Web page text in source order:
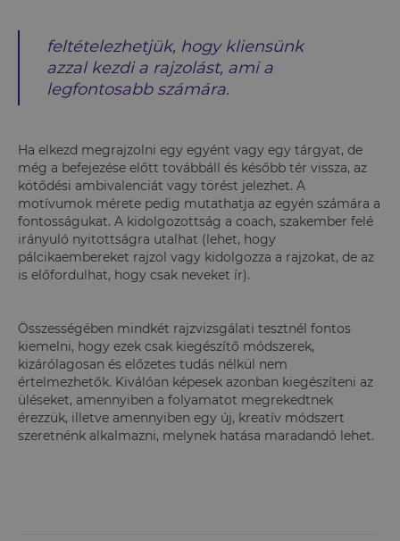
feltételezhetjük, hogy kliensünk
azzal kezdi a rajzolást, ami a
legfontosabb számára.
Ha elkezd megrajzolni egy egyént vagy egy tárgyat, de
még a befejezése előtt továbbáll és később tér vissza, az
kötődési ambivalenciát vagy törést jelezhet. A
motívumok mérete pedig mutathatja az egyén számára a
fontosságukat. A kidolgozottság a coach, szakember felé
irányuló nyitottságra utalhat (lehet, hogy
pálcikaembereket rajzol vagy kidolgozza a rajzokat, de az
is előfordulhat, hogy csak neveket ír).
Összességében mindkét rajzvizsgálati tesztnél fontos
kiemelni, hogy ezek csak kiegészítő módszerek,
kizárólagosan és előzetes tudás nélkül nem
értelmezhetők. Kiválóan képesek azonban kiegészíteni az
üléseket, amennyiben a folyamatot megrekedtnek
érezzük, illetve amennyiben egy új, kreatív módszert
szeretnénk alkalmazni, melynek hatása maradandó lehet.